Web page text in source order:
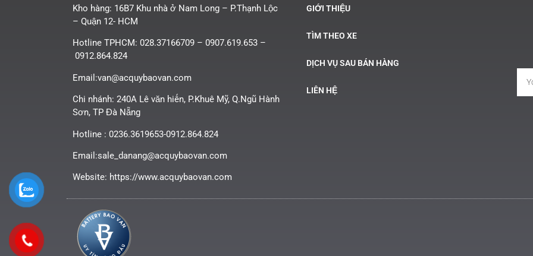
Kho hàng: 16B7 Khu nhà ở Nam Long – P.Thạnh Lộc
– Quận 12- HCM
Hotline TPHCM: 028.37166709 – 0907.619.653 –
0912.864.824
Email:van@acquybaovan.com
Chi nhánh: 240A Lê văn hiến, P.Khuê Mỹ, Q.Ngũ Hành
Sơn, TP Đà Nẵng
Hotline : 0236.3619653-0912.864.824
Email:sale_danang@acquybaovan.com
Website: https://www.acquybaovan.com
GIỚI THIỆU
TÌM THEO XE
DỊCH VỤ SAU BÁN HÀNG
LIÊN HỆ